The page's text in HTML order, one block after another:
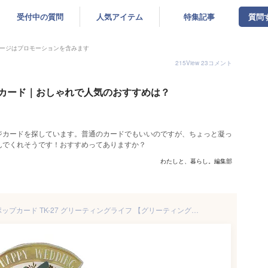
受付中の質問 人気アイテム 特集記事 質問
ジはプロモーションを含みます
215View 23コメント
ード｜おしゃれで人気のおすすめは？
ードを探しています。普通のカードでもいいのですが、ちょっと凝っ
くれそうです！おすすめってありますか？
わたしと、暮らし。編集部